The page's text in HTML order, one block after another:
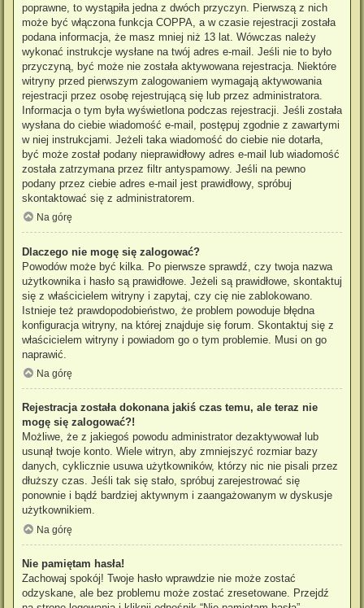
poprawne, to wystąpiła jedna z dwóch przyczyn. Pierwszą z nich
może być włączona funkcja COPPA, a w czasie rejestracji została
podana informacja, że masz mniej niż 13 lat. Wówczas należy
wykonać instrukcje wysłane na twój adres e-mail. Jeśli nie to było
przyczyną, być może nie została aktywowana rejestracja. Niektóre
witryny przed pierwszym zalogowaniem wymagają aktywowania
rejestracji przez osobę rejestrującą się lub przez administratora.
Informacja o tym była wyświetlona podczas rejestracji. Jeśli została
wysłana do ciebie wiadomość e-mail, postępuj zgodnie z zawartymi
w niej instrukcjami. Jeżeli taka wiadomość do ciebie nie dotarła,
być może został podany nieprawidłowy adres e-mail lub wiadomość
została zatrzymana przez filtr antyspamowy. Jeśli na pewno
podany przez ciebie adres e-mail jest prawidłowy, spróbuj
skontaktować się z administratorem.
Na górę
Dlaczego nie mogę się zalogować?
Powodów może być kilka. Po pierwsze sprawdź, czy twoja nazwa
użytkownika i hasło są prawidłowe. Jeżeli są prawidłowe, skontaktuj
się z właścicielem witryny i zapytaj, czy cię nie zablokowano.
Istnieje też prawdopodobieństwo, że problem powoduje błędna
konfiguracja witryny, na której znajduje się forum. Skontaktuj się z
właścicielem witryny i powiadom go o tym problemie. Musi on go
naprawić.
Na górę
Rejestracja została dokonana jakiś czas temu, ale teraz nie
mogę się zalogować?!
Możliwe, że z jakiegoś powodu administrator dezaktywował lub
usunął twoje konto. Wiele witryn, aby zmniejszyć rozmiar bazy
danych, cyklicznie usuwa użytkowników, którzy nic nie pisali przez
dłuższy czas. Jeśli tak się stało, spróbuj zarejestrować się
ponownie i bądź bardziej aktywnym i zaangażowanym w dyskusje
użytkownikiem.
Na górę
Nie pamiętam hasła!
Zachowaj spokój! Twoje hasło wprawdzie nie może zostać
odzyskane, ale bez problemu może zostać zresetowane. Przejdź